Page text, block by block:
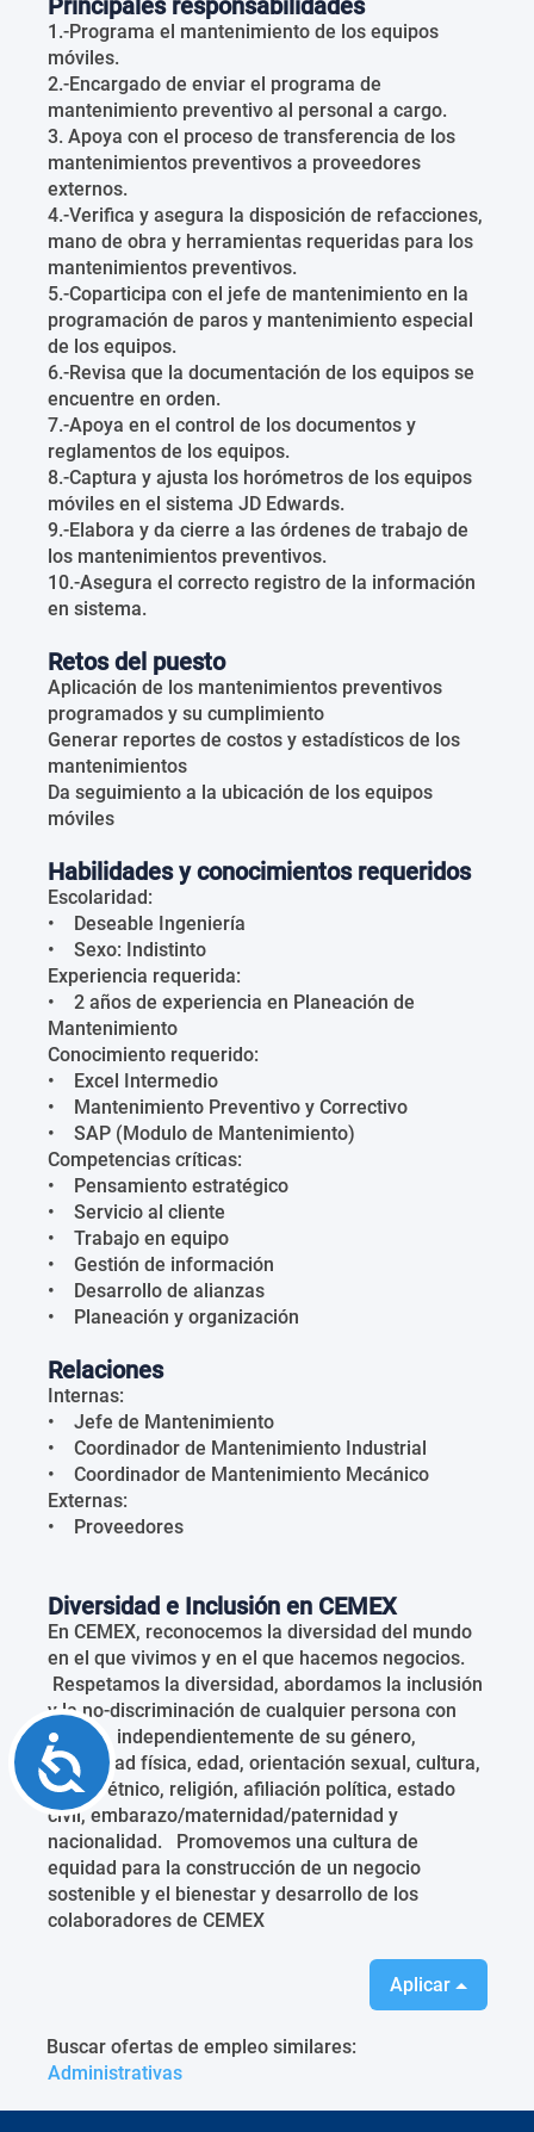
Accessibility
Principales responsabilidades
1.-Programa el mantenimiento de los equipos
móviles.
2.-Encargado de enviar el programa de
mantenimiento preventivo al personal a cargo.
3. Apoya con el proceso de transferencia de los
mantenimientos preventivos a proveedores
externos.
4.-Verifica y asegura la disposición de refacciones,
mano de obra y herramientas requeridas para los
mantenimientos preventivos.
5.-Coparticipa con el jefe de mantenimiento en la
programación de paros y mantenimiento especial
de los equipos.
6.-Revisa que la documentación de los equipos se
encuentre en orden.
7.-Apoya en el control de los documentos y
reglamentos de los equipos.
8.-Captura y ajusta los horómetros de los equipos
móviles en el sistema JD Edwards.
9.-Elabora y da cierre a las órdenes de trabajo de
los mantenimientos preventivos.
10.-Asegura el correcto registro de la información
en sistema.
Retos del puesto
Aplicación de los mantenimientos preventivos
programados y su cumplimiento
Generar reportes de costos y estadísticos de los
mantenimientos
Da seguimiento a la ubicación de los equipos
móviles
Habilidades y conocimientos requeridos
Escolaridad:
• Deseable Ingeniería
• Sexo: Indistinto
Experiencia requerida:
• 2 años de experiencia en Planeación de
Mantenimiento
Conocimiento requerido:
• Excel Intermedio
• Mantenimiento Preventivo y Correctivo
• SAP (Modulo de Mantenimiento)
Competencias críticas:
• Pensamiento estratégico
• Servicio al cliente
• Trabajo en equipo
• Gestión de información
• Desarrollo de alianzas
• Planeación y organización
Relaciones
Internas:
• Jefe de Mantenimiento
• Coordinador de Mantenimiento Industrial
• Coordinador de Mantenimiento Mecánico
Externas:
• Proveedores
Diversidad e Inclusión en CEMEX
En CEMEX, reconocemos la diversidad del mundo
en el que vivimos y en el que hacemos negocios.
Respetamos la diversidad, abordamos la inclusión
y la no-discriminación de cualquier persona con
talento, independientemente de su género,
capacidad física, edad, orientación sexual, cultura,
origen étnico, religión, afiliación política, estado
civil, embarazo/maternidad/paternidad y
nacionalidad. Promovemos una cultura de
equidad para la construcción de un negocio
sostenible y el bienestar y desarrollo de los
colaboradores de CEMEX
Aplicar
Buscar ofertas de empleo similares:
Administrativas